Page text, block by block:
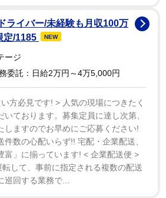
もの。2005年6月に結婚、08年2
、CMの撮影現場で出会った。
マネジャーが「連絡先教えてあげ
さかの展開から関係が発展。当初
気持ちが揺らいだのは、漫画「あ
段平のセリフがきっかけだった
テレビ「新婚さんいらっしゃ
。
ライバー/未経験も月収100万
定/1185
NEW
ージ
委託：日給2万円～4万5,000円
い方必見です! > 人気の現場につきたく
いております。募集定員に達し次第、
しますのでお早めにご応募ください!
件数の心配いらず!! 宅配・企業配送、
富」に揃っています! < 企業配送便 >
して、事前に指定される複数の配送
回する業務で...